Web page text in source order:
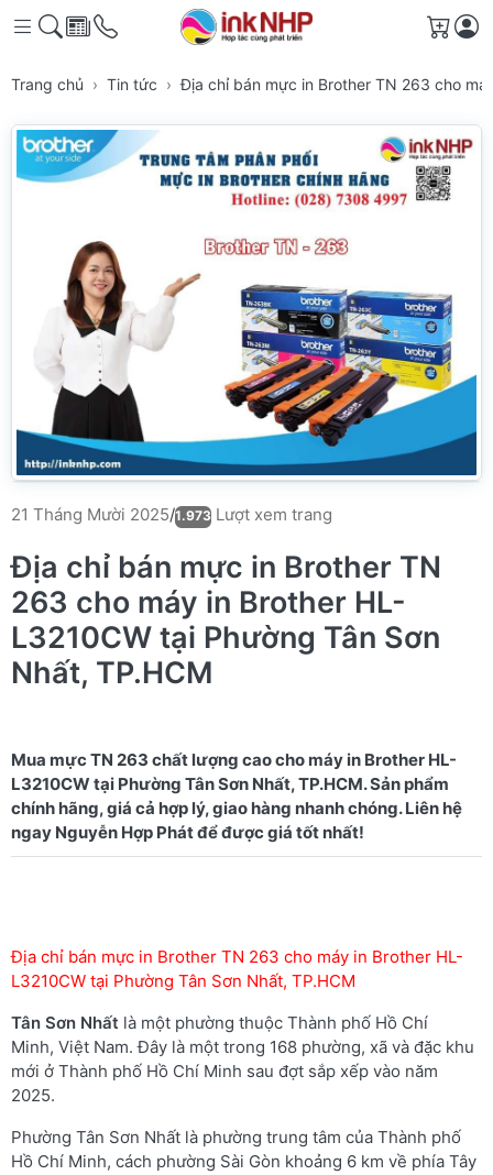
Giỏ
Trang chủ Tin tức Địa chỉ bán mực in Brother TN 263 cho
21 Tháng Mười 2025/1.973 Lượt xem trang
Địa chỉ bán mực in Brother TN
263 cho máy in Brother HL-
L3210CW tại Phường Tân Sơn
Nhất, TP.HCM
Mua mực TN 263 chất lượng cao cho máy in Brother HL-
L3210CW tại Phường Tân Sơn Nhất, TP.HCM. Sản phẩm
chính hãng, giá cả hợp lý, giao hàng nhanh chóng. Liên hệ
Địa chỉ bán mực in Brother TN 263 cho máy in Brother HL-
L3210CW tại Phường Tân Sơn Nhất, TP.HCM
Tân Sơn Nhất là một phường thuộc Thành phố Hồ Chí
Minh, Việt Nam. Đây là một trong 168 phường, xã và đặc khu
mới ở Thành phố Hồ Chí Minh sau đợt sắp xếp vào năm
2025.
Phường Tân Sơn Nhất là phường trung tâm của Thành phố
Hồ Chí Minh, cách phường Sài Gòn khoảng 6 km về phía Tây